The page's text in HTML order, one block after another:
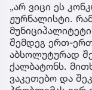
„არ ვიცი ეს
ჟურნალისტი.
შემდეგ ერთ-
აბსოლუტურად
ქალბატონს.
ვაკეთებო და